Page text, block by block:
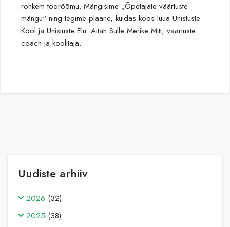
rohkem töörõõmu. Mängisime „Õpetajate väärtuste
mängu“ ning tegime plaane, kuidas koos luua Unistuste
Kool ja Unistuste Elu. Aitäh Sulle Merike Mitt, väärtuste
coach ja koolitaja.
Uudiste arhiiv
2026 (32)
2025 (38)